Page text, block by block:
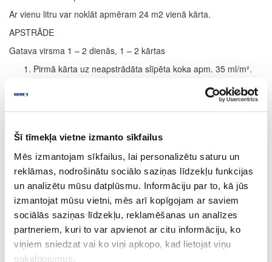
Šī tīmekļa vietne izmanto sīkfailus
Mēs izmantojam sīkfailus, lai personalizētu saturu un
reklāmas, nodrošinātu sociālo saziņas līdzekļu funkcijas
un analizētu mūsu datplūsmu. Informāciju par to, kā jūs
izmantojat mūsu vietni, mēs arī kopīgojam ar saviem
sociālās saziņas līdzekļu, reklamēšanas un analīzes
partneriem, kuri to var apvienot ar citu informāciju, ko
viņiem sniedzat vai ko viņi apkopo, kad lietojat viņu
pakalpojumus.
Ar vienu litru var noklāt apmēram 24 m2 vienā kārta.
APSTRĀDE
Gatava virsma 1 – 2 dienās, 1 – 2 kārtas
Pirmā kārta uz neapstrādāta slīpēta koka apm. 35 ml/m².
Kļūdas slapjā pārklājumā var labot 30 minūšu laikā pēc
pirmās uzklāšanas.Žūšanas laiks apm. 12 stundas (normāli
uzklāšanas, noslaucīt ar drānu vai balto pulēšanas disku
koka šķiedru virzienā.
Intensīvs:Ja ir nepieciešama pastiprināta krāsas
intensitāte, atkārtot procesu. (Tomēr maksimāli uzklāt 2
kārtas.) Attiecas tikai uz intensīviemtoņiem.
Kā tonējoša grunts grīdas segumam: žūšanas laiks apm.
24 stundas (12 stundu vietā; skatīt 3. punktu). Otrā kārta
apm. 35 ml/m2 ar Hartwachs-Öl bezkrāsaina. Žūšanas laiks
apm. 8 – 10 stundas; skatīt 3. punktu.